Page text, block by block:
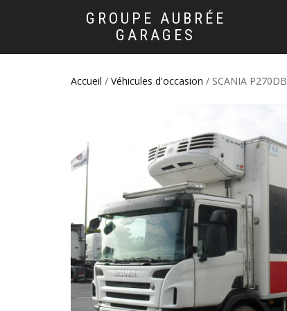
GROUPE AUBRÉE
GARAGES
Accueil / Véhicules d'occasion / SCANIA P270DB